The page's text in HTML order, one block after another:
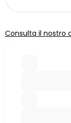
Consulta il nostro